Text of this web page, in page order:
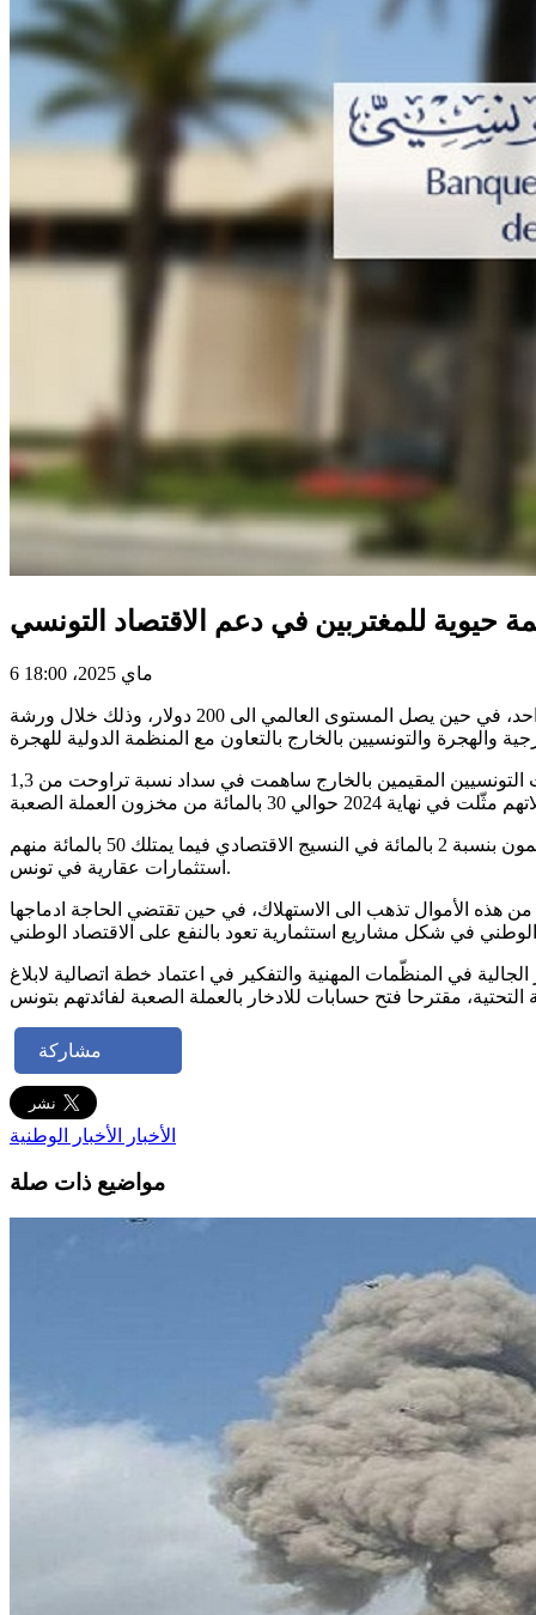
حيوية للمغتربين في دعم الاقتصاد التونسي
6 ماي 2025، 18:00
كشف محافظ البنك المركزي التونسي، فتحي النوري، ان المغتربين التونسيين يساهمون بمتوسّط تحويلات يناهز 120 دولارا شهريا للفرد الواحد، في حين يصل المستوى العالمي الى 200 دولار، وذلك خلال ورشة
وأفاد محافظ البنك المركزي في مداخلته في افتتاح هذه الورشة التي انتظمت اليوم الثلاثاء بمقر الأكاديمية الدبلوماسية بتونس، ان تحويلات التونسيين المقيمين بالخارج ساهمت في سداد نسبة تراوحت من 1,3
وأوضح أن هذه التحويلات ناهزت 5,6 بالمائة من الناتج الداخلي الخام، مضيفا إن التقديرات تفيد أن التونسيين المقيمين بالخارج يساهمون بنسبة 2 بالمائة في النسيج الاقتصادي فيما يمتلك 50 بالمائة منهم
استثمارات عقارية في تونس.
مشيرا الى أن نسبة هامة من هذه الأموال تذهب الى الاستهلاك، في حين تقتضي الحاجة ادماجها
في المنظّمات المهنية والتفكير في اعتماد خطة اتصالية لابلاغ
مشاركة
الأخبار الأخبار الوطنية
مواضيع ذات صلة